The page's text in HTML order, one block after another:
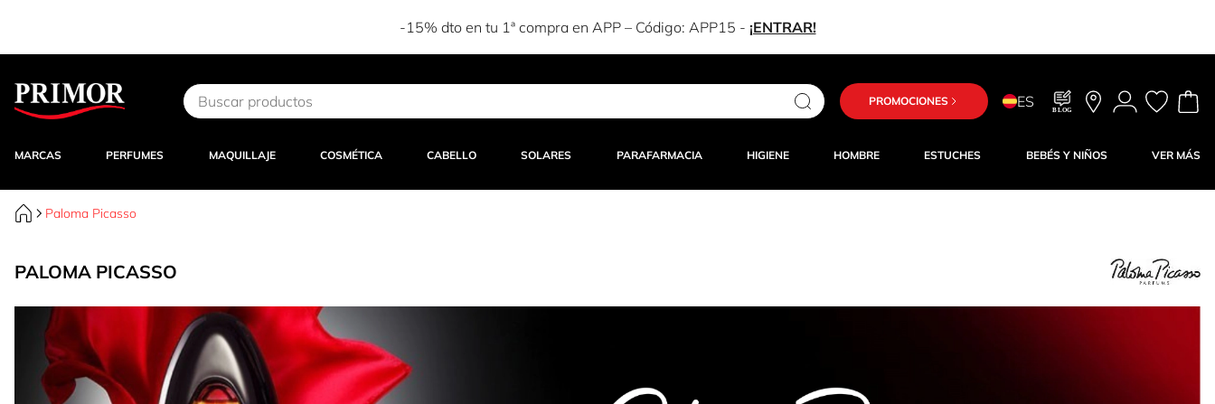
-15% dto en tu 1ª compra en APP – Código: APP15 - ¡ENTRAR!
Ir al contenido
PROMOCIONES ES BLOG
MARCAS PERFUMES MAQUILLAJE COSMÉTICA CABELLO SOLARES PARAFARMACIA HIGIENE HOMBRE ESTUCHES BEBÉS Y NIÑOS VER MÁS
Paloma Picasso
PALOMA PICASSO